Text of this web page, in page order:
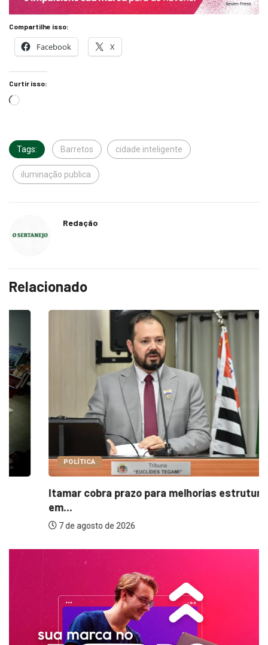
Compartilhe isso:
Facebook X
Curtir isso:
Tags: Barretos cidade inteligente
iluminação publica
Redação
Relacionado
POLÍTICA
Itamar cobra prazo para melhorias estruturais
7 de agosto de 2026